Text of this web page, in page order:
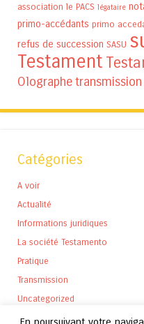
association le PACS légataire
primo-accédants primo
refus de succession SASU
Testament
Olographetransmission
Catégories
A voir
Actualité
Informations juridiques
La société Testamento
Pratique
Transmission
Uncategorized